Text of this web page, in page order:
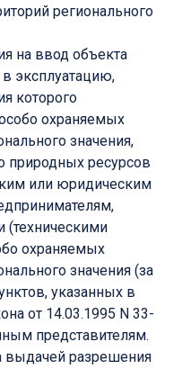
регионального
на ввод объекта
в эксплуатацию,
которого
охраняемых
значения,
природных ресурсов
или юридическим
охраняемых
значения (за
указанных в
от 14.03.1995 N 33-
представителям.
выдачей разрешения